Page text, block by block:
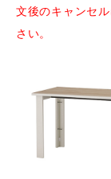
文後のキャンセ
さい。